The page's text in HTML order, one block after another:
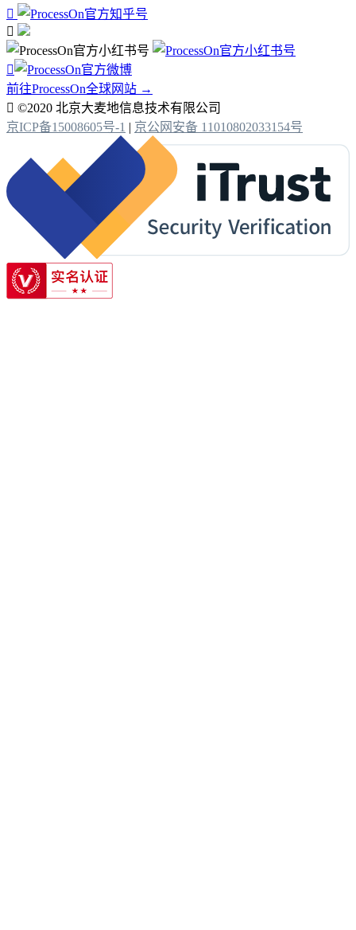



前往ProcessOn全球网站 →
 ©2020 北京大麦地信息技术有限公司
京ICP备15008605号-1 | 京公网安备 11010802033154号